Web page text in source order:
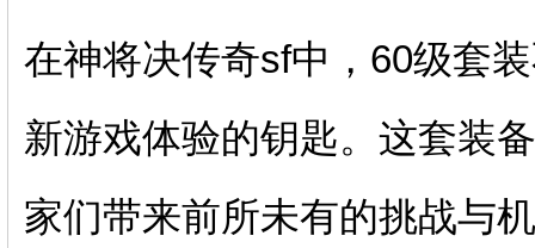
在神将决传奇sf中，60级套
新游戏体验的钥匙。这套装
家们带来前所未有的挑战与